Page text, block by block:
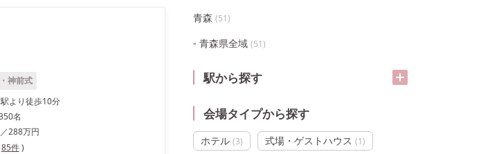
青森 (51)
青森県全域 (51)
駅から探す
会場タイプから探す
ホテル (3) 式場・ゲストハウス (1)
神前式
駅より徒歩10分
名
／288万円
85件)